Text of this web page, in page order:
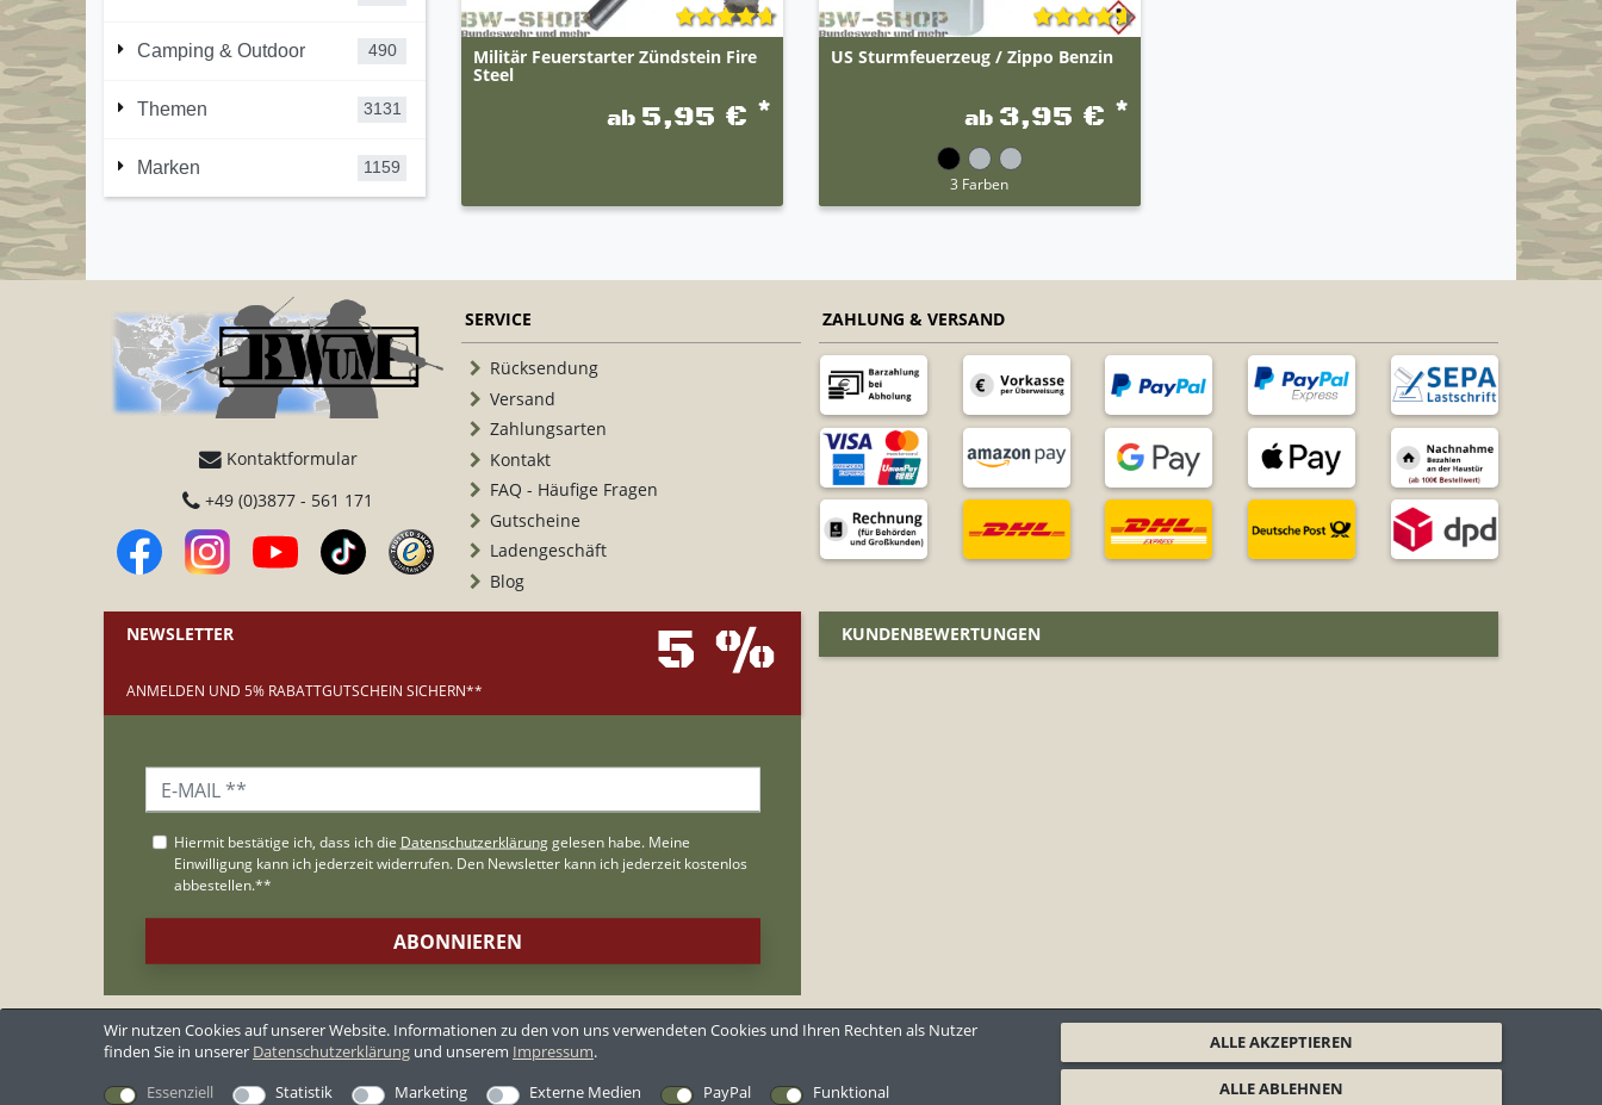
Camping & Outdoor 490
Themen 3131
Marken 1159
Militär Feuerstarter Zündstein Fire
Steel
ab 5,95 € *
US Sturmfeuerzeug / Zippo Benzin
ab 3,95 € *
3 Farben
Kontaktformular
+49 (0)3877 - 561 171
SERVICE
Rücksendung
Versand
Zahlungsarten
Kontakt
FAQ - Häufige Fragen
Gutscheine
Ladengeschäft
Blog
ZAHLUNG & VERSAND
NEWSLETTER 5 %
ANMELDEN UND 5% RABATTGUTSCHEIN SICHERN**
**Der Gutschein wird nur an Neukunden versandt.
KUNDENBEWERTUNGEN
*Alle Preise inkl. ges. MwSt. zzgl.Versandkosten
Wir nutzen Cookies auf unserer Website. Informationen zu den von uns verwendeten Cookies und Ihren Rechten als Nutzer
finden Sie in unserer Daten­schutz­erklärung und unserem Impressum.
Essenziell
Statistik Marketing Externe Medien PayPal Funktional
ALLE AKZEPTIEREN
ALLE ABLEHNEN
AGB Datenschutzerklärung Widerrufsrecht Widerrufsformular